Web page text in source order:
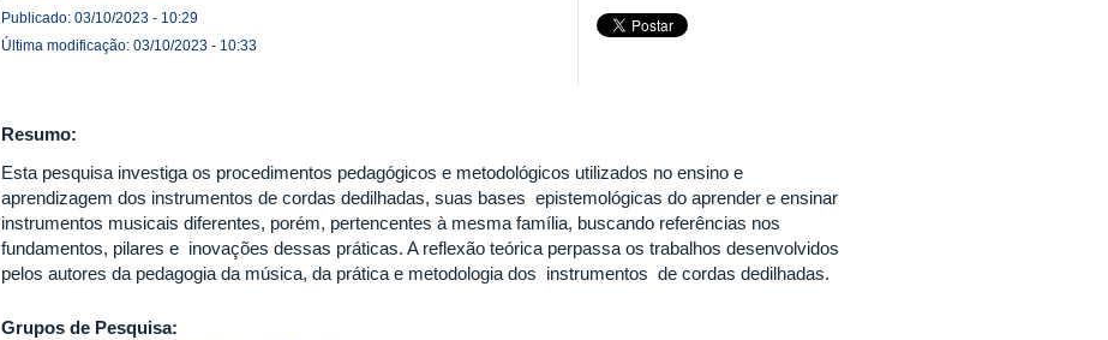
Publicado: 03/10/2023 - 10:29
Última modificação: 03/10/2023 - 10:33
Resumo:
Esta pesquisa investiga os procedimentos pedagógicos e metodológicos utilizados no ensino e
aprendizagem dos instrumentos de cordas dedilhadas, suas bases epistemológicas do aprender e ensinar
instrumentos musicais diferentes, porém, pertencentes à mesma família, buscando referências nos
fundamentos, pilares e inovações dessas práticas. A reflexão teórica perpassa os trabalhos desenvolvidos
pelos autores da pedagogia da música, da prática e metodologia dos instrumentos de cordas dedilhadas.
Grupos de Pesquisa: